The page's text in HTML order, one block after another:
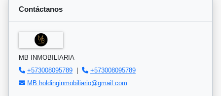
Contáctanos
MB INMOBILIARIA
+573008095789 |
+573008095789
MB.holdinginmobiliario@gmail.com